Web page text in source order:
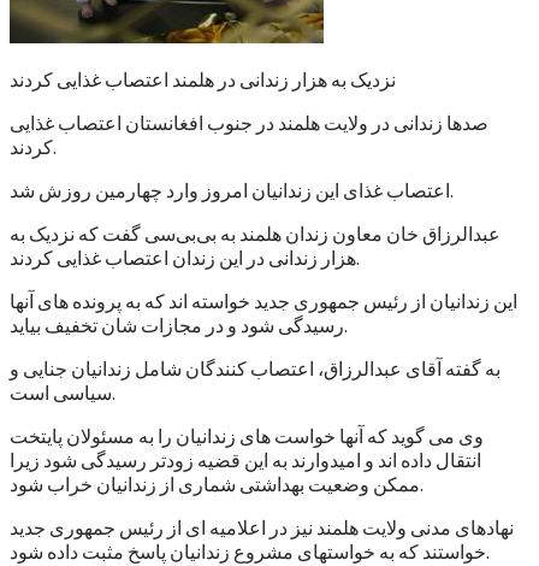
نزدیک به هزار زندانی در هلمند اعتصاب غذایی کردند
صدها زندانی در ولایت هلمند در جنوب افغانستان اعتصاب غذایی
کردند.
اعتصاب غذای این زندانیان امروز وارد چهارمین روزش شد.
عبدالرزاق خان معاون زندان هلمند به بی‌بی‌سی گفت که نزدیک به
هزار زندانی در این زندان اعتصاب غذایی کردند.
این زندانیان از رئیس جمهوری جدید خواسته اند که به پرونده های آنها
رسیدگی شود و در مجازات شان تخفیف بیاید.
به گفته آقای عبدالرزاق، اعتصاب کنندگان شامل زندانیان جنایی و
سیاسی است.
وی می گوید که آنها خواست های زندانیان را به مسئولان پایتخت
انتقال داده اند و امیدوارند به این قضیه زودتر رسیدگی شود زیرا
ممکن وضعیت بهداشتی شماری از زندانیان خراب شود.
نهادهای مدنی ولایت هلمند نیز در اعلامیه ای از رئیس جمهوری جدید
خواستند که به خواستهای مشروع زندانیان پاسخ مثبت داده شود.